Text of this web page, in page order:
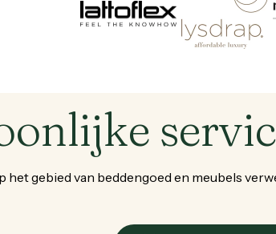
Brand
hetgebied van beddengoed en meubels